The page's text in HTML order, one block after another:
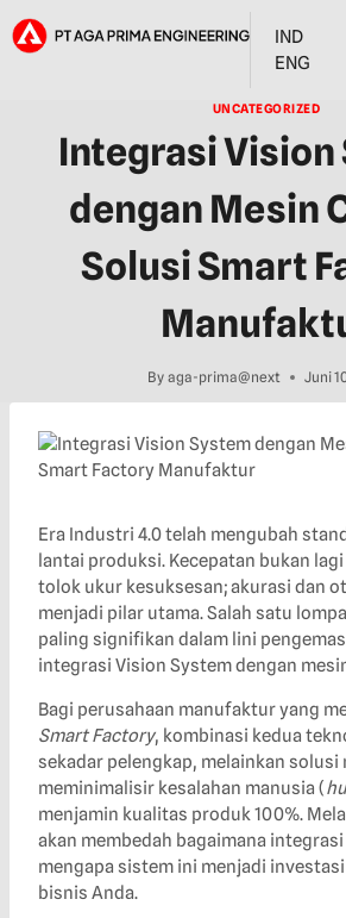
IND
ENG
UNCATEGORIZED
Integrasi Vision
dengan Mesin
Solusi Smart
By aga-prima@next Juni
Era Industri 4.0 telah mengubah
lantai produksi. Kecepatan bukan
tolok ukur kesuksesan; akurasi dan
menjadi pilar utama. Salah satu
paling signifikan dalam lini
integrasi Vision System dengan
Bagi perusahaan manufaktur yang
Smart Factory, kombinasi kedua
sekadar pelengkap, melainkan
meminimalisir kesalahan manusia (
menjamin kualitas produk 100%.
akan membedah bagaimana
mengapa sistem ini menjadi
bisnis Anda.